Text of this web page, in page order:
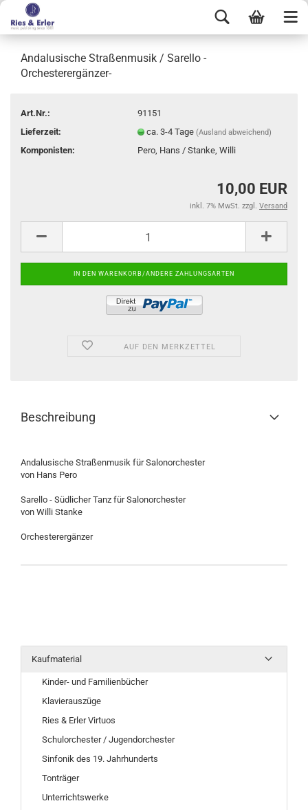
Andalusische Straßenmusik / Sarello -
Orchesterergänzer-
Art.Nr.:
91151
Lieferzeit:
ca. 3-4 Tage(Ausland abweichend)
Komponisten: Pero, Hans / Stanke, Willi
10,00 EUR
inkl. 7% MwSt. zzgl. Versand
AUF DEN MERKZETTEL
Beschreibung
Andalusische Straßenmusik für Salonorchester
von Hans Pero
Sarello - Südlicher Tanz für Salonorchester
von Willi Stanke
Orchesterergänzer
Kaufmaterial
Kinder- und Familienbücher
Klavierauszüge
Ries & Erler Virtuos
Schulorchester / Jugendorchester
Sinfonik des 19. Jahrhunderts
Tonträger
Unterrichtswerke